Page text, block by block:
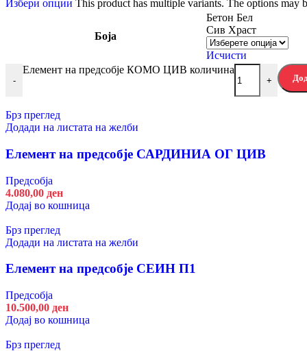
Додади на листата на желби
Елемент на предсобје АРАН ЦИВ
Артисан Храст
Елемент на предсобје АРАН ЦИВ количина
4.580,00ден
Додај во кошница
Брз преглед
Додади на листата на желби
Елемент на предсобје БЕЛФОРТ 1К1Ф
8.580,00ден
Додај во кошница
Брз преглед
Додади на листата на желби
Избери опции This product has multiple variants. The options may
Боја
Бетон Бел
Сив Храст
Исчисти
-
Елемент на предсобје КОМО ЦИВ количина
+
Брз преглед
Додади на листата на желби
Елемент на предсобје САРДИНИА ОГ ЦИВ
Предсобја
4.080,00 ден
Додај во кошница
Брз преглед
Додади на листата на желби
Елемент на предсобје СЕИН П1
Предсобја
10.500,00 ден
Додај во кошница
Брз преглед